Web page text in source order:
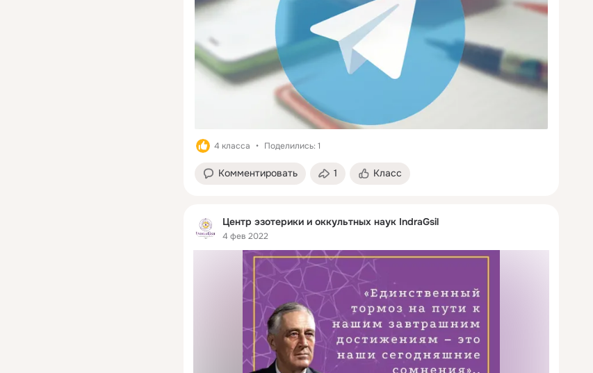
4 класса Поделились: 1
Комментировать 1 Класс
Центр эзотерики и оккультных наук IndraGsil
4 фев 2022